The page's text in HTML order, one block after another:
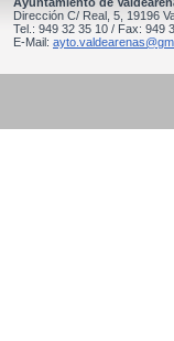
Dirección C/ Real, 5, 19196
Tel.: 949 32 35 10 / Fax: 949
E-Mail: